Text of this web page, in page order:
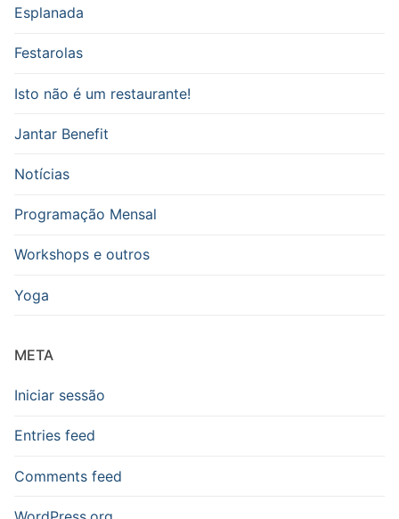
Esplanada
Festarolas
Isto não é um restaurante!
Jantar Benefit
Notícias
Programação Mensal
Workshops e outros
Yoga
META
Iniciar sessão
Entries feed
Comments feed